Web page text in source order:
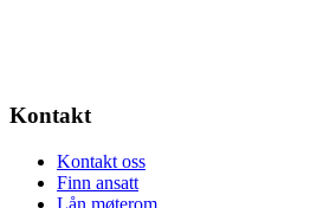
Kontakt
Kontakt oss
Finn ansatt
Lån møterom